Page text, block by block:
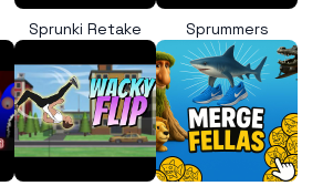
Sprunki Retake Sprummers